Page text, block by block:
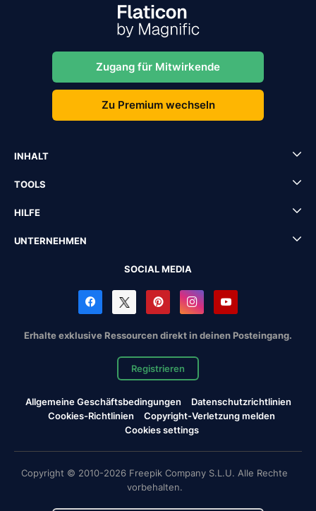
Zugang für Mitwirkende
Zu Premium wechseln
INHALT
TOOLS
HILFE
UNTERNEHMEN
SOCIAL MEDIA
Erhalte exklusive Ressourcen direkt in deinen Posteingang.
Registrieren
Allgemeine Geschäftsbedingungen
Datenschutzrichtlinien
Cookies-Richtlinien
Copyright-Verletzung melden
Cookies settings
Copyright © 2010-2026 Freepik Company S.L.U. Alle Rechte
vorbehalten.